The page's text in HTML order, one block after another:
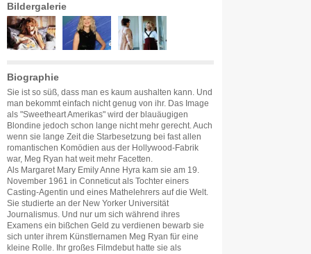
Bildergalerie
Biographie
Sie ist so süß, dass man es kaum aushalten kann. Und
man bekommt einfach nicht genug von ihr. Das Image
als "Sweetheart Amerikas" wird der blauäugigen
Blondine jedoch schon lange nicht mehr gerecht. Auch
wenn sie lange Zeit die Starbesetzung bei fast allen
romantischen Komödien aus der Hollywood-Fabrik
war, Meg Ryan hat weit mehr Facetten.
Als Margaret Mary Emily Anne Hyra kam sie am 19.
November 1961 in Conneticut als Tochter einers
Casting-Agentin und eines Mathelehrers auf die Welt.
Sie studierte an der New Yorker Universität
Journalismus. Und nur um sich während ihres
Examens ein bißchen Geld zu verdienen bewarb sie
sich unter ihrem Künstlernamen Meg Ryan für eine
kleine Rolle. Ihr großes Filmdebut hatte sie als